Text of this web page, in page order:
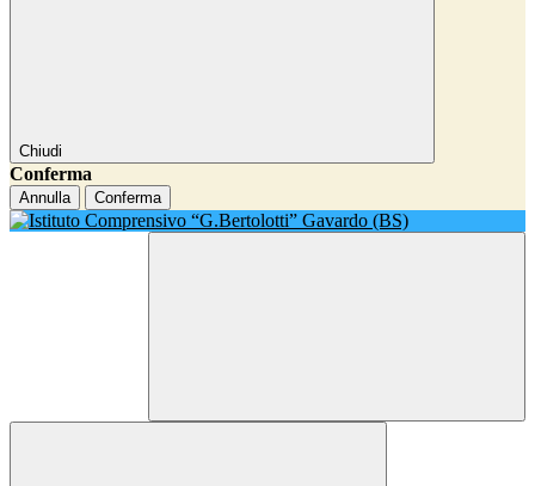
Chiudi
Conferma
Annulla Conferma